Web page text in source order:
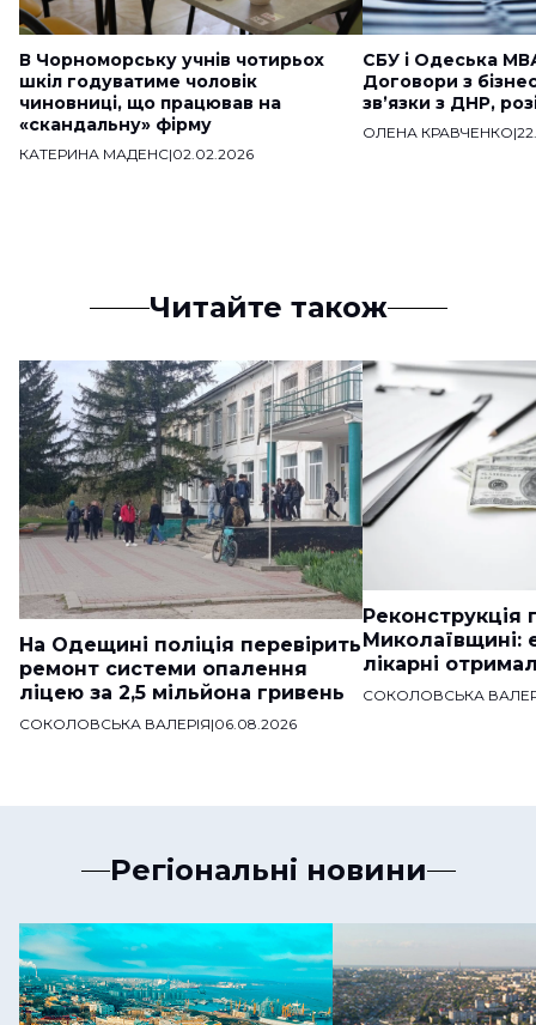
В Чорноморську учнів чотирьох
шкіл годуватиме чоловік
чиновниці, що працював на
«скандальну» фірму
КАТЕРИНА МАДЕНС|02.02.2026
СБУ і Одеська
Договори з
звʼязки з ДНР,
ОЛЕНА КРАВЧЕНКО|
Читайте також
На Одещині поліція перевірить
ремонт системи опалення
ліцею за 2,5 мільйона гривень
СОКОЛОВСЬКА ВАЛЕРІЯ|06.08.2026
Реконструкція
Миколаївщині:
лікарні
СОКОЛОВСЬКА
Регіональні новини